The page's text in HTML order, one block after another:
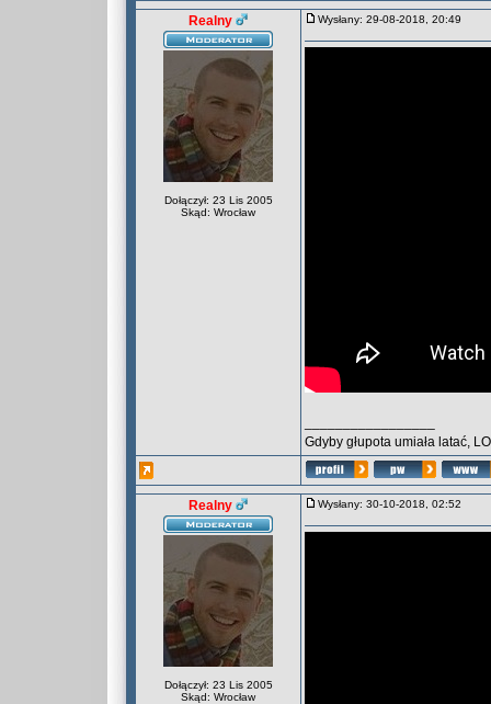
Realny
Dołączył: 23 Lis 2005
Skąd: Wrocław
Wysłany: 29-08-2018, 20:49
Gdyby głupota umiała latać,
Realny
Dołączył: 23 Lis 2005
Skąd: Wrocław
Wysłany: 30-10-2018, 02:52